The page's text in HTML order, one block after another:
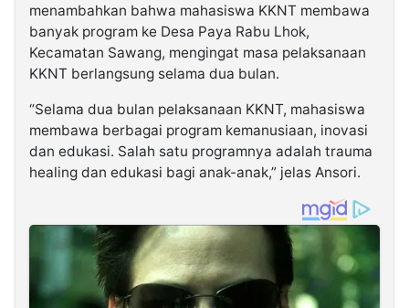
menambahkan bahwa mahasiswa KKNT membawa
banyak program ke Desa Paya Rabu Lhok,
Kecamatan Sawang, mengingat masa pelaksanaan
KKNT berlangsung selama dua bulan.
“Selama dua bulan pelaksanaan KKNT, mahasiswa
membawa berbagai program kemanusiaan, inovasi
dan edukasi. Salah satu programnya adalah trauma
healing dan edukasi bagi anak-anak,” jelas Ansori.